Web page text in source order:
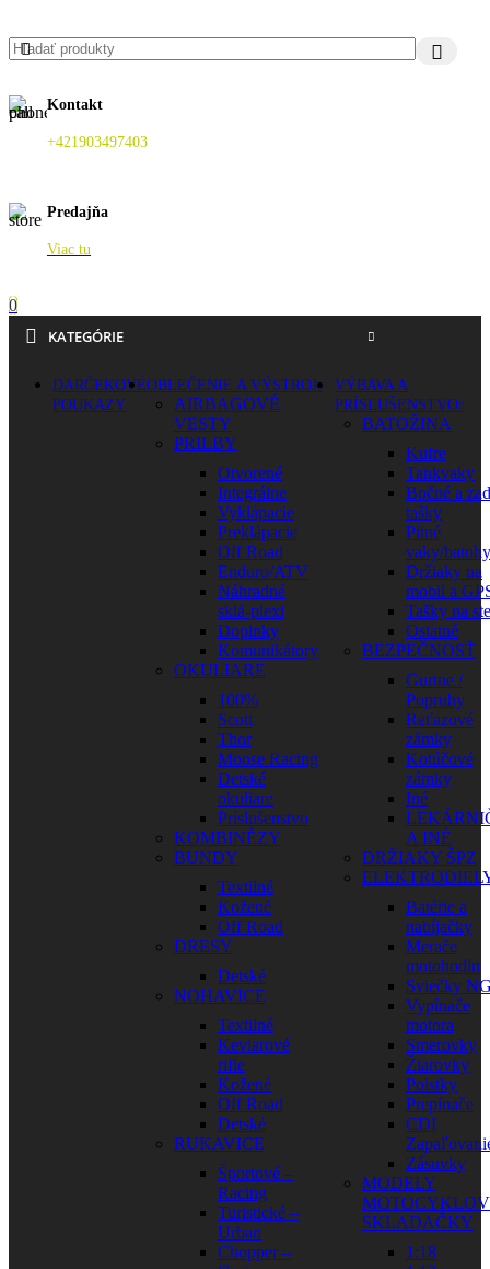
Kontakt
+421903497403
Predajňa
Viac tu
0
KATEGÓRIE
DARČEKOVÉ
POUKAZY
OBLEČENIE A VÝSTROJ
AIRBAGOVÉ
VESTY
PRILBY
Otvorené
Integrálne
Vyklápacie
Preklápacie
Off Road
Enduro/ATV
Náhradné
sklá-plexi
Doplnky
Komunikátory
OKULIARE
100%
Scott
Thor
Moose Racing
Detské
okuliare
Príslušenstvo
KOMBINÉZY
BUNDY
Textilné
Kožené
Off Road
DRESY
Detské
NOHAVICE
Textilné
Kevlarové
rifle
Kožené
Off Road
Detské
RUKAVICE
Športové –
Racing
Turistické –
Urban
Chopper –
VÝBAVA A
PRÍSLUŠENSTVO
BATOŽINA
Kufre
Tankvaky
Bočné a
tašky
Pitné
vaky/batohy
Držiaky na
mobil a
Tašky na
Ostatné
BEZPEČNOSŤ
Gurtne /
Popruhy
Reťazové
zámky
Kotúčové
zámky
Iné
A INÉ
DRŽIAKY ŠPZ
Batérie a
nabíjačky
Merače
motohodín
Sviečky
Vypínače
motora
Smerovky
Žiarovky
Poistky
Prepínače
CDI
Zásuvky
MODELY
SKLADAČKY
1:18